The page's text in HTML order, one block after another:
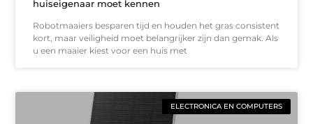
huiseigenaar moet kennen
Robotmaaiers besparen tijd en houden het gras consistent
kort, maar veiligheid moet belangrijker zijn dan gemak. Als
u een maaier kiest voor een huis met
ELECTRONICA EN COMPUTERS